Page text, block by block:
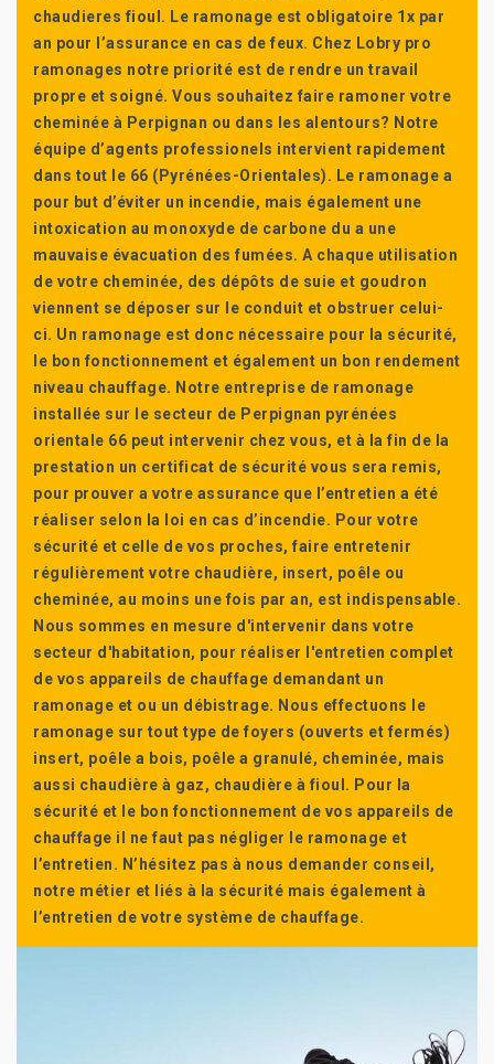
chaudieres fioul. Le ramonage est obligatoire 1x par
an pour l’assurance en cas de feux. Chez Lobry pro
ramonages notre priorité est de rendre un travail
propre et soigné. Vous souhaitez faire ramoner votre
cheminée à Perpignan ou dans les alentours? Notre
équipe d’agents professionels intervient rapidement
dans tout le 66 (Pyrénées-Orientales). Le ramonage a
pour but d’éviter un incendie, mais également une
intoxication au monoxyde de carbone du a une
mauvaise évacuation des fumées. A chaque utilisation
de votre cheminée, des dépôts de suie et goudron
viennent se déposer sur le conduit et obstruer celui-
ci. Un ramonage est donc nécessaire pour la sécurité,
le bon fonctionnement et également un bon rendement
niveau chauffage. Notre entreprise de ramonage
installée sur le secteur de Perpignan pyrénées
orientale 66 peut intervenir chez vous, et à la fin de la
prestation un certificat de sécurité vous sera remis,
pour prouver a votre assurance que l’entretien a été
réaliser selon la loi en cas d’incendie. Pour votre
sécurité et celle de vos proches, faire entretenir
régulièrement votre chaudière, insert, poêle ou
cheminée, au moins une fois par an, est indispensable.
Nous sommes en mesure d'intervenir dans votre
secteur d'habitation, pour réaliser l'entretien complet
de vos appareils de chauffage demandant un
ramonage et ou un débistrage. Nous effectuons le
ramonage sur tout type de foyers (ouverts et fermés)
insert, poêle a bois, poêle a granulé, cheminée, mais
aussi chaudière à gaz, chaudière à fioul. Pour la
sécurité et le bon fonctionnement de vos appareils de
chauffage il ne faut pas négliger le ramonage et
l’entretien. N’hésitez pas à nous demander conseil,
notre métier et liés à la sécurité mais également à
l’entretien de votre système de chauffage.